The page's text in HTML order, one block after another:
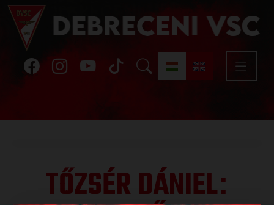
TŐZSÉR DÁNIEL: